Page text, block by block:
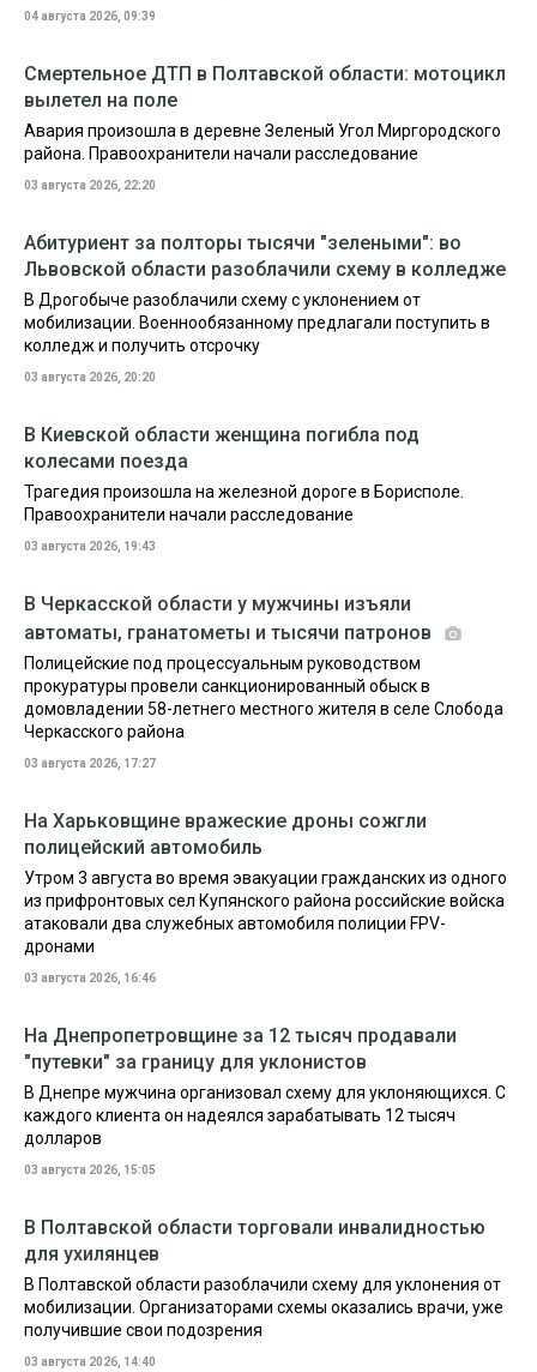
04 августа 2026, 09:39
Смертельное ДТП в Полтавской области: мотоцикл
вылетел на поле
Авария произошла в деревне Зеленый Угол Миргородского
района. Правоохранители начали расследование
03 августа 2026, 22:20
Абитуриент за полторы тысячи "зелеными": во
Львовской области разоблачили схему в колледже
В Дрогобыче разоблачили схему с уклонением от
мобилизации. Военнообязанному предлагали поступить в
колледж и получить отсрочку
03 августа 2026, 20:20
В Киевской области женщина погибла под
колесами поезда
Трагедия произошла на железной дороге в Борисполе.
Правоохранители начали расследование
03 августа 2026, 19:43
В Черкасской области у мужчины изъяли
автоматы, гранатометы и тысячи патронов
Полицейские под процессуальным руководством
прокуратуры провели санкционированный обыск в
домовладении 58-летнего местного жителя в селе Слобода
Черкасского района
03 августа 2026, 17:27
На Харьковщине вражеские дроны сожгли
полицейский автомобиль
Утром 3 августа во время эвакуации гражданских из одного
из прифронтовых сел Купянского района российские войска
атаковали два служебных автомобиля полиции FPV-
дронами
03 августа 2026, 16:46
На Днепропетровщине за 12 тысяч продавали
"путевки" за границу для уклонистов
В Днепре мужчина организовал схему для уклоняющихся. С
каждого клиента он надеялся зарабатывать 12 тысяч
долларов
03 августа 2026, 15:05
В Полтавской области торговали инвалидностью
для ухилянцев
В Полтавской области разоблачили схему для уклонения от
мобилизации. Организаторами схемы оказались врачи, уже
получившие свои подозрения
03 августа 2026, 14:40